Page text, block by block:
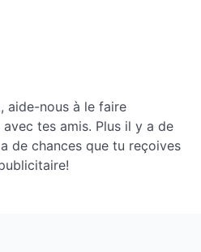
aide-nous à le faire
tes amis. Plus il y a de
de chances que tu reçoives